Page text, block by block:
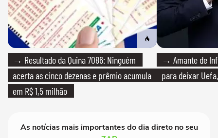
→ Resultado da Quina 7086: Ninguém
acerta as cinco dezenas e prêmio acumula
em R$ 1,5 milhão
→ Amante de
para deixar
As notícias mais importantes do dia direto no seu